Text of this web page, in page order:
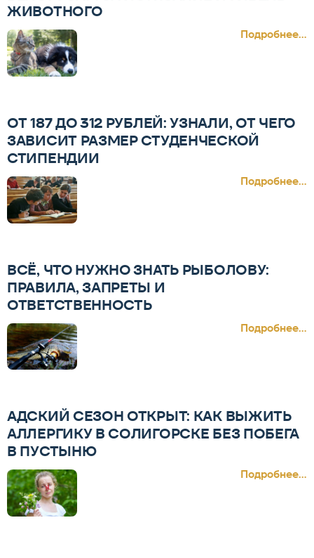
ЖИВОТНОГО
Подробнее...
ОТ 187 ДО 312 РУБЛЕЙ: УЗНАЛИ, ОТ ЧЕГО
ЗАВИСИТ РАЗМЕР СТУДЕНЧЕСКОЙ
СТИПЕНДИИ
Подробнее...
ВСЁ, ЧТО НУЖНО ЗНАТЬ РЫБОЛОВУ:
ПРАВИЛА, ЗАПРЕТЫ И
ОТВЕТСТВЕННОСТЬ
Подробнее...
АДСКИЙ СЕЗОН ОТКРЫТ: КАК ВЫЖИТЬ
АЛЛЕРГИКУ В СОЛИГОРСКЕ БЕЗ ПОБЕГА
В ПУСТЫНЮ
Подробнее...